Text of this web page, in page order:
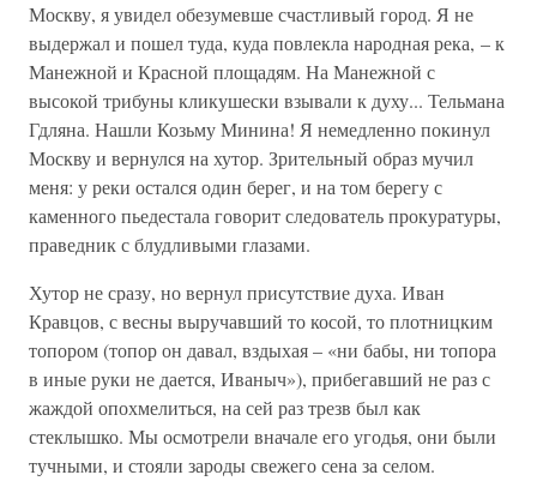
Москву, я увидел обезумевше счастливый город. Я не
выдержал и пошел туда, куда повлекла народная река, – к
Манежной и Красной площадям. На Манежной с
высокой трибуны кликушески взывали к духу... Тельмана
Гдляна. Нашли Козьму Минина! Я немедленно покинул
Москву и вернулся на хутор. Зрительный образ мучил
меня: у реки остался один берег, и на том берегу с
каменного пьедестала говорит следователь прокуратуры,
праведник с блудливыми глазами.
Хутор не сразу, но вернул присутствие духа. Иван
Кравцов, с весны выручавший то косой, то плотницким
топором (топор он давал, вздыхая – «ни бабы, ни топора
в иные руки не дается, Иваныч»), прибегавший не раз с
жаждой опохмелиться, на сей раз трезв был как
стеклышко. Мы осмотрели вначале его угодья, они были
тучными, и стояли зароды свежего сена за селом.